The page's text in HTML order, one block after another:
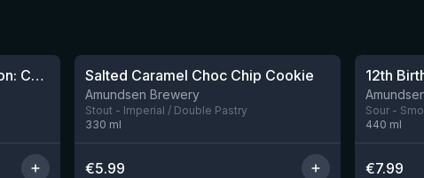
Nog 3
12th Birthday Cake Celebration: Chocolate, Vanilla & Peanutbutter Cup Stout Nog 1
Salted Caramel Choc Chip Cookie
Amundsen Brewery
Stout - Imperial / Double Pastry
330 ml
€5.99
Sour -
440 ml
€7.99